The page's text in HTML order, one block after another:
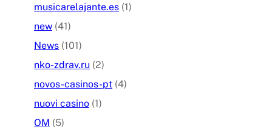
musicarelajante.es (1)
new (41)
News (101)
nko-zdrav.ru (2)
novos-casinos-pt (4)
nuovi casino (1)
OM (5)